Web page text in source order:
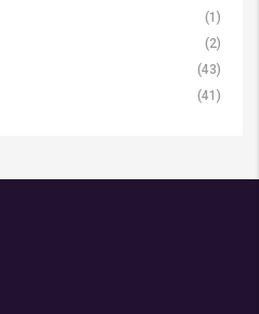
(1)
(2)
(43)
(41)